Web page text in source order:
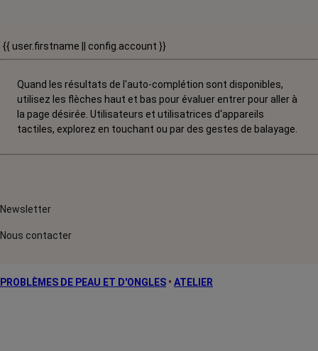
{{ user.firstname || config.account }}
Quand les résultats de l'auto-complétion sont disponibles,
utilisez les flèches haut et bas pour évaluer entrer pour aller à
la page désirée. Utilisateurs et utilisatrices d‘appareils
tactiles, explorez en touchant ou par des gestes de balayage.
Newsletter
Nous contacter
PROBLÈMES DE PEAU ET D'ONGLES • ATELIER